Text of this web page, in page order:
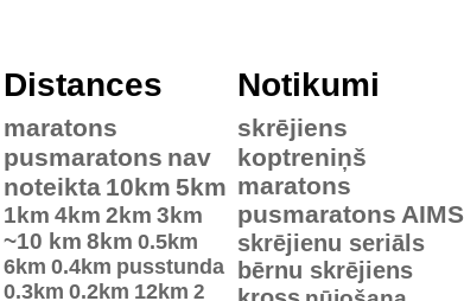
Distances
maratons
pusmaratons nav
noteikta 10km 5km
1km 4km 2km 3km
~10 km 8km 0.5km
6km 0.4km pusstunda
0.3km 0.2km 12km 2
Notikumi
skrējiens
koptreniņš
maratons
pusmaratons AIMS
skrējienu seriāls
bērnu skrējiens